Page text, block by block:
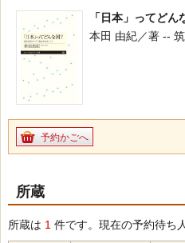
「日本」ってどん
本田 由紀／著 --
予約かごへ
所蔵
所蔵は 1 件です。現在の予約待ち